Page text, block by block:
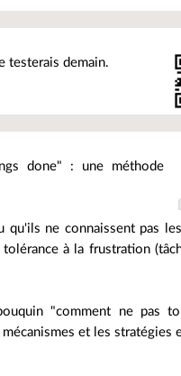
testerais demain.
done" : une méthode
qu'ils ne connaissent pas
à la frustration
"comment ne pas
et les stratégies